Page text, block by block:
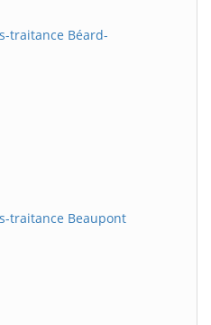
traitance Béard-
traitance Beaupont